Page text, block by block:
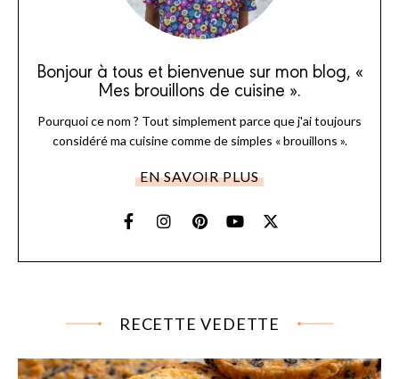
Bonjour à tous et bienvenue sur mon blog, «
Mes brouillons de cuisine ».
Pourquoi ce nom ? Tout simplement parce que j'ai toujours
considéré ma cuisine comme de simples « brouillons ».
EN SAVOIR PLUS
RECETTE VEDETTE